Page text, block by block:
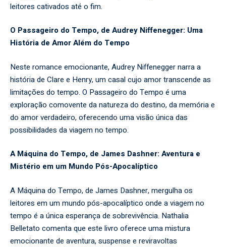
leitores cativados até o fim.
O Passageiro do Tempo, de Audrey Niffenegger: Uma
História de Amor Além do Tempo
Neste romance emocionante, Audrey Niffenegger narra a
história de Clare e Henry, um casal cujo amor transcende as
limitações do tempo. O Passageiro do Tempo é uma
exploração comovente da natureza do destino, da memória e
do amor verdadeiro, oferecendo uma visão única das
possibilidades da viagem no tempo.
A Máquina do Tempo, de James Dashner: Aventura e
Mistério em um Mundo Pós-Apocalíptico
A Máquina do Tempo, de James Dashner, mergulha os
leitores em um mundo pós-apocalíptico onde a viagem no
tempo é a única esperança de sobrevivência. Nathalia
Belletato comenta que este livro oferece uma mistura
emocionante de aventura, suspense e reviravoltas